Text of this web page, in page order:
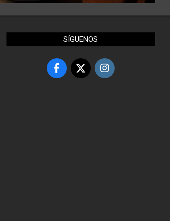
SÍGUENOS